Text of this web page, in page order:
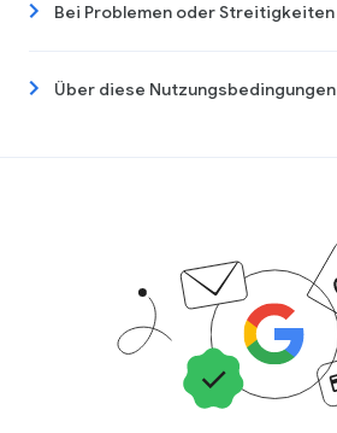
Bei Problemen oder Streitigkeiten
Über diese Nutzungsbedingungen